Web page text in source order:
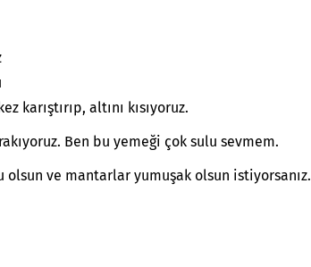
altını kısıyoruz.
Ben bu yemeği çok sulu sevmem.
ve mantarlar yumuşak olsun istiyorsanız.